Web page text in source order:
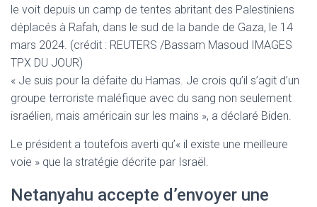
le voit depuis un camp de tentes abritant des Palestiniens
déplacés à Rafah, dans le sud de la bande de Gaza, le 14
mars 2024. (crédit : REUTERS /Bassam Masoud IMAGES
TPX DU JOUR)
« Je suis pour la défaite du Hamas. Je crois qu’il s’agit d’un
groupe terroriste maléfique avec du sang non seulement
israélien, mais américain sur les mains », a déclaré Biden.
Le président a toutefois averti qu’« il existe une meilleure
voie » que la stratégie décrite par Israël.
Netanyahu accepte d’envoyer une